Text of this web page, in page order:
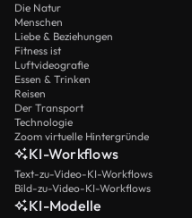
Die Natur
Menschen
Liebe & Beziehungen
Fitness ist
Luftvideografie
Essen & Trinken
Reisen
Der Transport
Technologie
Zoom virtuelle Hintergründe
KI-Workflows
Text-zu-Video-KI-Workflows
Bild-zu-Video-KI-Workflows
KI-Modelle